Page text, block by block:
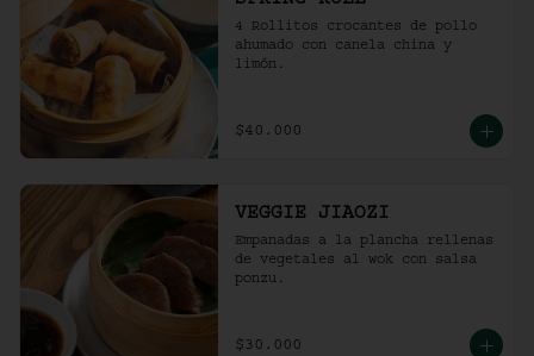
4 Rollitos crocantes de pollo
ahumado con canela china y
limón.
$40.000
VEGGIE JIAOZI
Empanadas a la plancha rellenas
de vegetales al wok con salsa
ponzu.
$30.000